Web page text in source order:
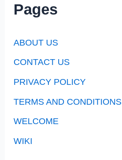
Pages
ABOUT US
CONTACT US
PRIVACY POLICY
TERMS AND CONDITIONS
WELCOME
WIKI